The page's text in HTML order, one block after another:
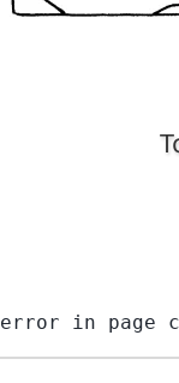
error in page